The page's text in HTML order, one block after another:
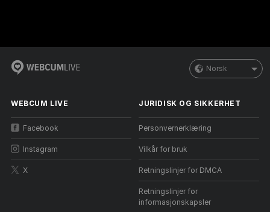
Norsk
WEBCUM LIVE
Facebook
Instagram
X
JURIDISK OG SIKKERHET
Personvernerklæring
Vilkår for bruk
Retningslinjer for DMCA
Retningslinjer for
informasjonskapsler